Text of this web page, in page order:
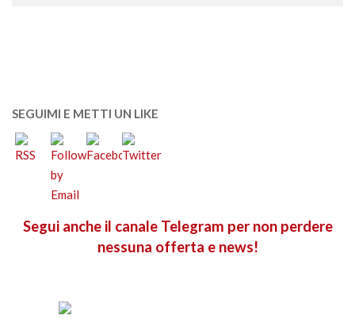
SEGUIMI E METTI UN LIKE
Segui anche il canale Telegram per non perdere
nessuna offerta e news!